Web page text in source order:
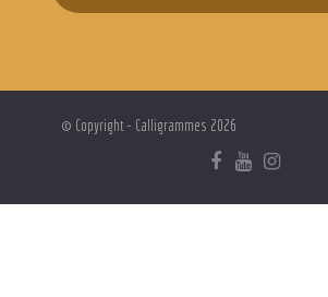
© Copyright - Calligrammes 2026